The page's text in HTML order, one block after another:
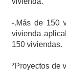
-.Más de 150
vivienda
150 viviendas.
*Proyectos de